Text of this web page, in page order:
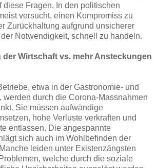
diese Fragen. In den politischen
versucht, einen Kompromiss zu
Zurückhaltung aufgrund unsicherer
Notwendigkeit, schnell zu handeln.
Wirtschaft vs. mehr Ansteckungen
etwa in der Gastronomie- und
werden durch die Corona-Massnahmen
Sie müssen aufwändige
hohe Verluste verkraften und
entlassen. Die angespannte
sich auch im Wohlbefinden der
leiden unter Existenzängsten
welche durch die soziale